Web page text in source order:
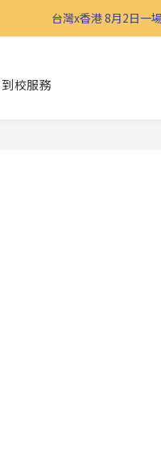
台灣x香港 8月2日一
到校服務